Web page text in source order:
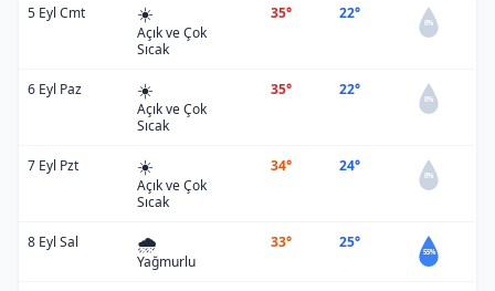
5 Eyl Cmt ☀️
Açık ve Çok
Sıcak
35° 22°
0%
6 Eyl Paz ☀️
Açık ve Çok
Sıcak
35° 22°
0%
7 Eyl Pzt ☀️
Açık ve Çok
Sıcak
34° 24°
0%
8 Eyl Sal 🌧️
Yağmurlu
33° 25°
55%